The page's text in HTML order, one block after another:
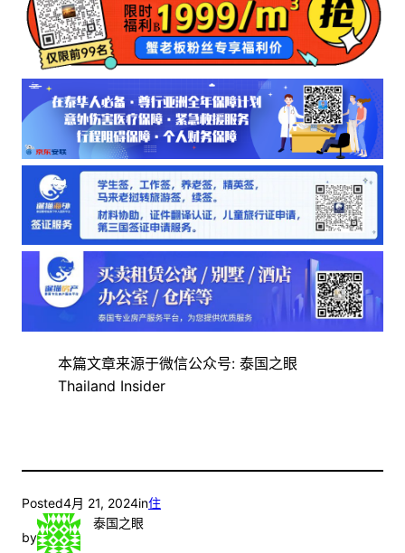
本篇文章来源于微信公众号: 泰国之眼
Thailand Insider
Posted4月 21, 2024in住
by
泰国之眼